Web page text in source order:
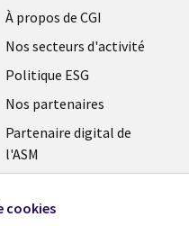
Useful
links
FRANCE
À propos de CGI
Nos secteurs d'activité
Politique ESG
Nos partenaires
Partenaire digital de
l'ASM
Fusions
cookies